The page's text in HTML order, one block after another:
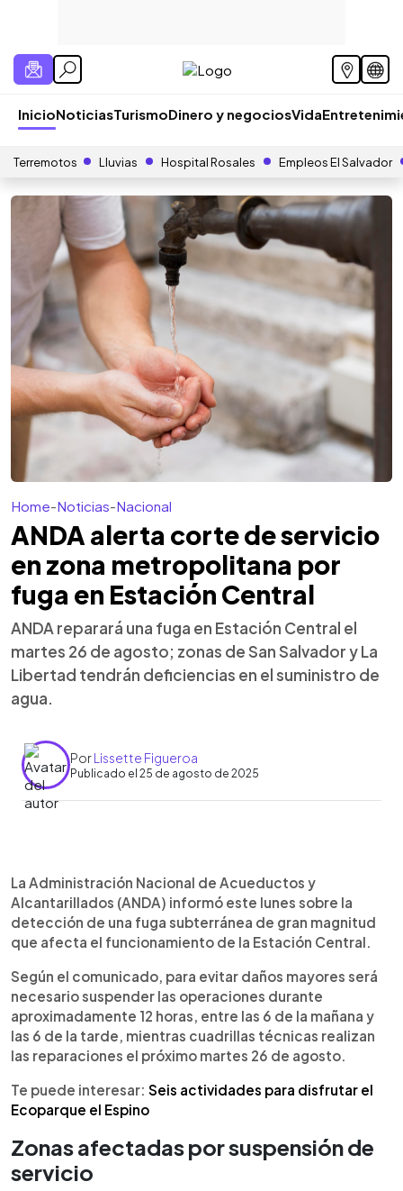
InicioNoticiasTurismoDinero y negociosVida
Terremotos Lluvias Hospital Rosales Empleos El Salvador
Home-Noticias-Nacional
ANDA alerta corte de servicio
en zona metropolitana por
fuga en Estación Central
ANDA reparará una fuga en Estación Central el
martes 26 de agosto; zonas de San Salvador y La
Libertad tendrán deficiencias en el suministro de
agua.
PorLissette Figueroa
Publicado el 25 de agosto de 2025
► Escuchar artículo
ANDA anunció la suspensión temporal de
operaciones en la Estación Central debido a una
fuga subterránea de gran magnitud detectada
este lunes. La medida se aplicará por unas 12
técnicas realizan reparaciones para evitar daños
mayores. El servicio de agua potable podría verse
afectado en zonas como Mejicanos, Miralvalle,
Escalón, San Benito, Bulevar Los Próceres,
alrededores del Estadio Cuscatlán, Santa Tecla,
Zaragoza y San José Villanueva. La institución
recordó que la población puede solicitar pipas de
agua a través del Call Center 915 o WhatsApp
La Administración Nacional de Acueductos y
Alcantarillados (ANDA) informó este lunes sobre la
detección de una fuga subterránea de gran magnitud
que afecta el funcionamiento de la Estación Central.
Según el comunicado, para evitar daños mayores será
necesario suspender las operaciones durante
aproximadamente 12 horas, entre las 6 de la mañana y
las 6 de la tarde, mientras cuadrillas técnicas realizan
las reparaciones el próximo martes 26 de agosto.
Te puede interesar: Seis actividades para disfrutar el
Ecoparque el Espino
Zonas afectadas por suspensión de
servicio